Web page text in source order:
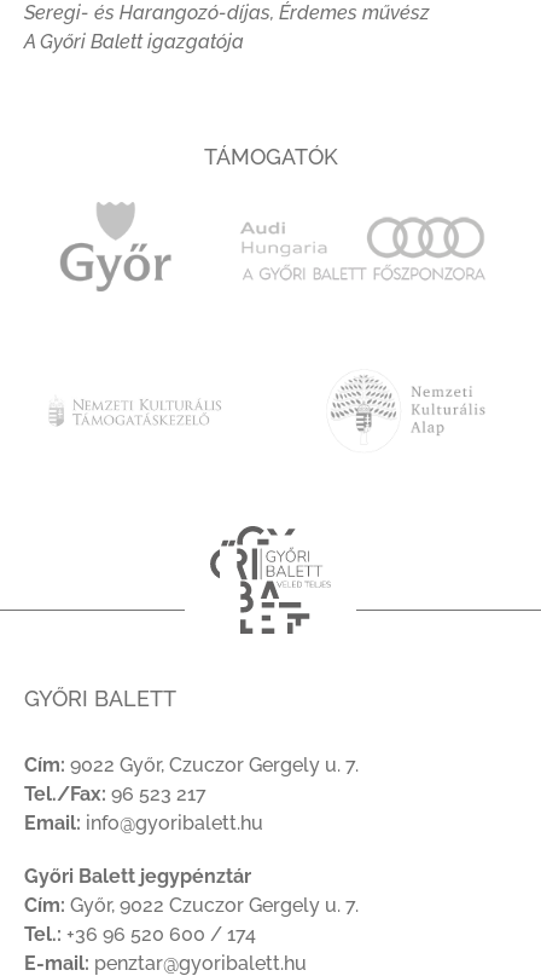
Seregi- és Harangozó-díjas, Érdemes művész
A Győri Balett igazgatója
TÁMOGATÓK
GYŐRI BALETT
Cím: 9022 Győr, Czuczor Gergely u. 7.
Tel./Fax: 96 523 217
Email: info@gyoribalett.hu
Győri Balett jegypénztár
Cím: Győr, 9022 Czuczor Gergely u. 7.
Tel.: +36 96 520 600 / 174
E-mail: penztar@gyoribalett.hu